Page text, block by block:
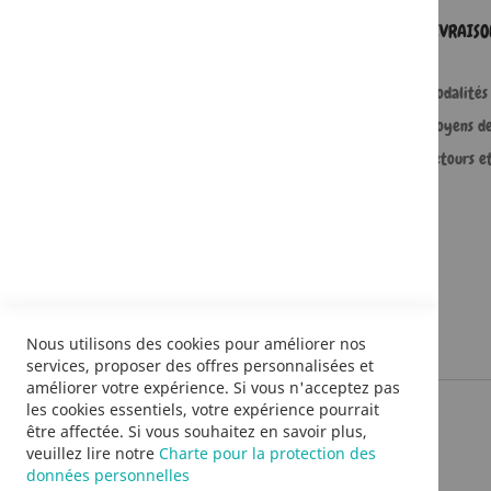
Moyens
Retours
Nous utilisons des cookies pour améliorer nos
services, proposer des offres personnalisées et
améliorer votre expérience. Si vous n'acceptez pas
les cookies essentiels, votre expérience pourrait
être affectée. Si vous souhaitez en savoir plus,
veuillez lire notre Charte pour la protection des
données personnelles